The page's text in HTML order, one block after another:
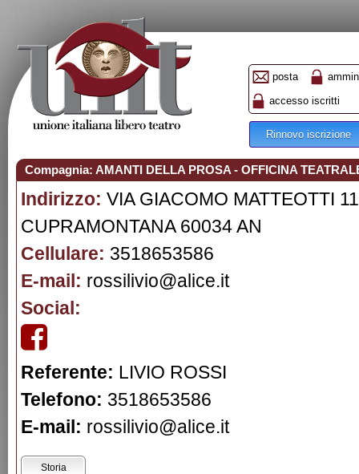
posta
accesso iscritti
Rinnovo iscrizione
Compagnia: AMANTI DELLA PROSA - OFFICINA
Indirizzo: VIA GIACOMO MATTEOTTI
CUPRAMONTANA 60034 AN
Cellulare: 3518653586
E-mail: rossilivio@alice.it
Social:
Referente: LIVIO ROSSI
Telefono: 3518653586
E-mail: rossilivio@alice.it
Storia